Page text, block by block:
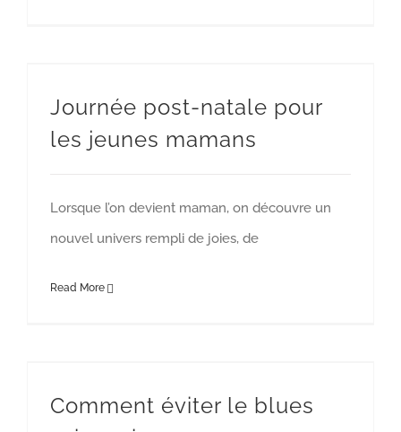
Journée post-natale pour
les jeunes mamans
Lorsque l’on devient maman, on découvre un
nouvel univers rempli de joies, de
Read More
Comment éviter le blues